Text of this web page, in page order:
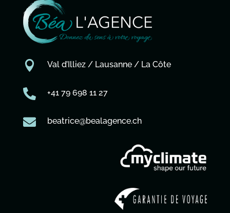
 Val d’Illiez / Lausanne / La Côte
 +41 79 698 11 27
 beatrice@bealagence.ch